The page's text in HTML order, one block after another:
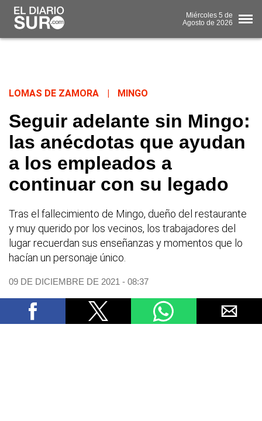
Miércoles 5 de
Agosto de 2026
LOMAS DE ZAMORA MINGO
Seguir adelante sin Mingo:
las anécdotas que ayudan
a los empleados a
continuar con su legado
Tras el fallecimiento de Mingo, dueño del restaurante
y muy querido por los vecinos, los trabajadores del
lugar recuerdan sus enseñanzas y momentos que lo
hacían un personaje único.
09 DE DICIEMBRE DE 2021 - 08:37